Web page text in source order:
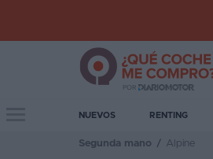
NUEVOS RENTING
Segunda mano / Alpine